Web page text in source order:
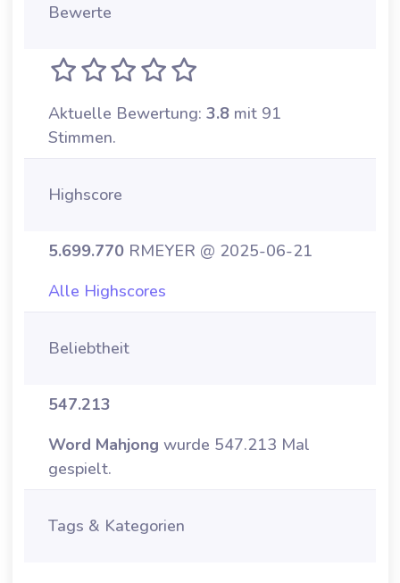
Bewerte
Aktuelle Bewertung: 3.8 mit 91
Stimmen.
Highscore
5.699.770 RMEYER @ 2025-06-21
Alle Highscores
Beliebtheit
547.213
Word Mahjong wurde 547.213 Mal
gespielt.
Tags & Kategorien